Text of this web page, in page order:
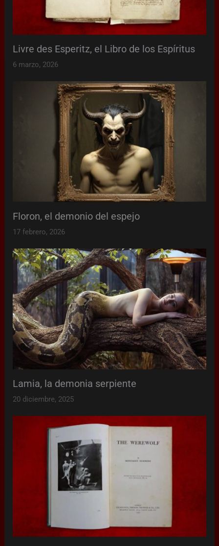
Livre des Esperitz, el Libro de los Espíritus
6 marzo, 2026
Floron, el demonio del espejo
17 febrero, 2026
Lamia, la demonia serpiente
20 diciembre, 2025